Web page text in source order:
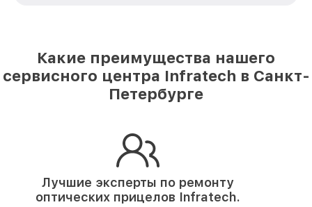
Какие преимущества нашего
сервисного центра Infratech в Санкт-
Петербурге
Лучшие эксперты по ремонту
оптических прицелов Infratech.